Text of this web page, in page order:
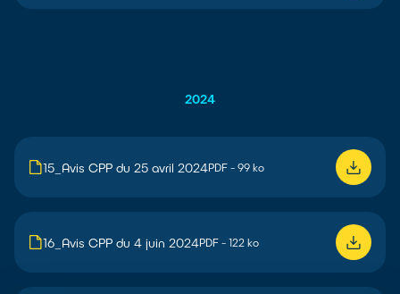
2024
15_Avis CPP du 25 avril 2024PDF - 99 ko
16_Avis CPP du 4 juin 2024PDF - 122 ko